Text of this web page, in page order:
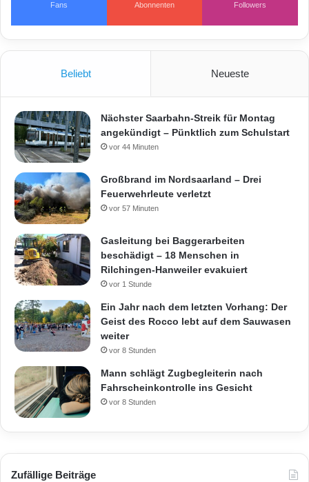
Fans Abonnenten Followers
Beliebt Neueste
Nächster Saarbahn-Streik für Montag
angekündigt – Pünktlich zum Schulstart
vor 44 Minuten
Großbrand im Nordsaarland – Drei
Feuerwehrleute verletzt
vor 57 Minuten
Gasleitung bei Baggerarbeiten
beschädigt – 18 Menschen in
Rilchingen-Hanweiler evakuiert
vor 1 Stunde
Ein Jahr nach dem letzten Vorhang: Der
Geist des Rocco lebt auf dem Sauwasen
weiter
vor 8 Stunden
Mann schlägt Zugbegleiterin nach
Fahrscheinkontrolle ins Gesicht
vor 8 Stunden
Zufällige Beiträge